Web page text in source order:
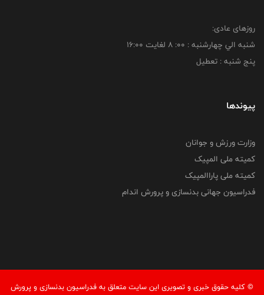
روزهای عادی:
شنبه الي چهارشنبه : 00: 8 لغايت 16:00
پنج شنبه : تعطیل
پیوندها
وزارت ورزش و جوانان
کمیته ملی المپیک
کمیته ملی پاراالمپیک
فدراسیون جهانی بدنسازی و پرورش اندام
© کليه حقوق خبری و تصويری اين سايت متعلق به فدراسيون بدنسازی و پرورش